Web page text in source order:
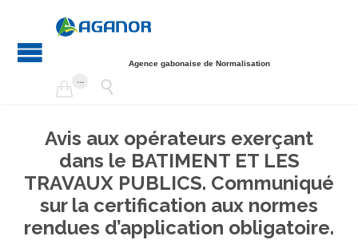
Agence gabonaise de Normalisation

... 
Avis aux opérateurs exerçant
dans le BATIMENT ET LES
TRAVAUX PUBLICS. Communiqué
sur la certification aux normes
rendues d’application obligatoire.